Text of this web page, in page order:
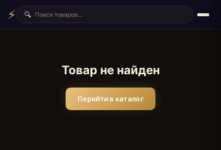
⚡ 🔍
Товар не найден
Перейти в каталог